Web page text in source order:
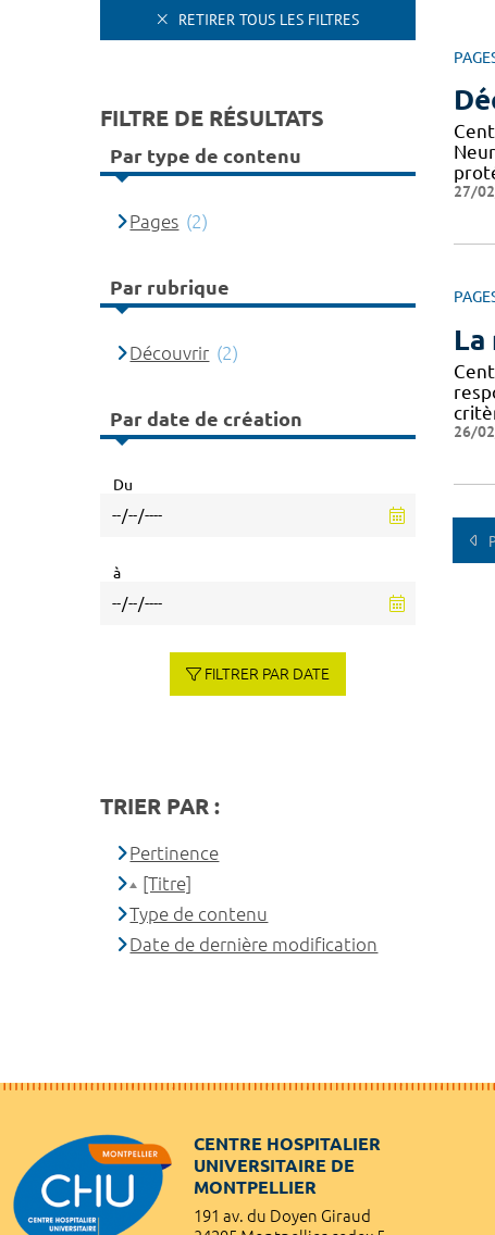
27/
La
26/
RETIRER TOUS LES FILTRES
FILTRE DE RÉSULTATS
Par type de contenu
Pages (2)
Par rubrique
Découvrir (2)
Par date de création
Du
à
FILTRER PAR DATE
TRIER PAR :
Pertinence
[Titre]
Type de contenu
Date de dernière modification
CENTRE HOSPITALIER
UNIVERSITAIRE DE
MONTPELLIER
191 av. du Doyen Giraud